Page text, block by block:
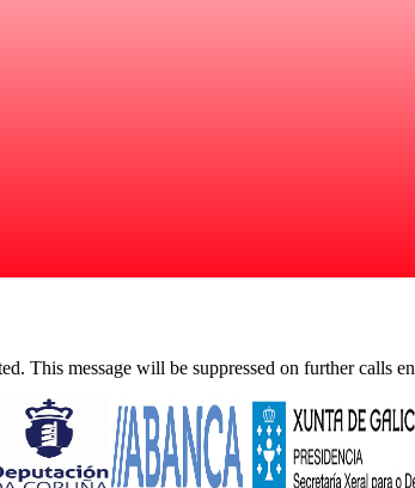
This message will be suppressed on further calls en